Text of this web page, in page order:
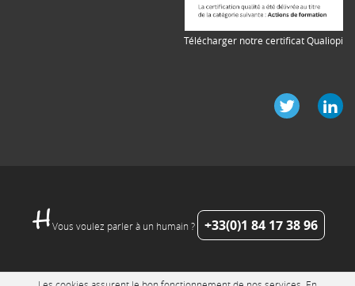
Télécharger notre certificat Qualiopi
Vous voulez parler à un humain ? +33(0)1 84 17 38 96